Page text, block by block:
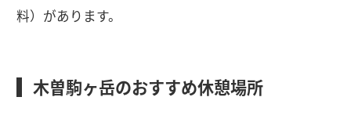
料）があります。
木曽駒ヶ岳のおすすめ休憩場所